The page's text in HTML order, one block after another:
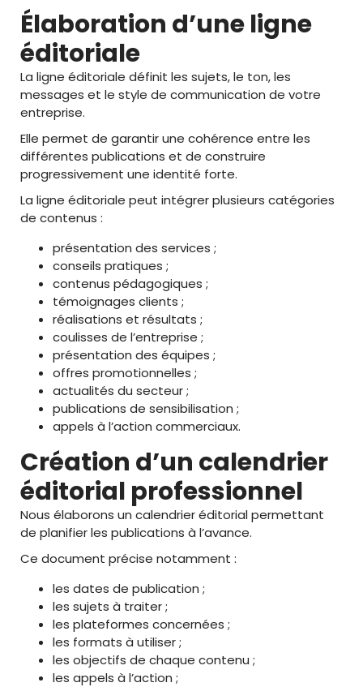
Élaboration d’une ligne
éditoriale
La ligne éditoriale définit les sujets, le ton, les
messages et le style de communication de votre
entreprise.
Elle permet de garantir une cohérence entre les
différentes publications et de construire
progressivement une identité forte.
La ligne éditoriale peut intégrer plusieurs catégories
de contenus :
présentation des services ;
conseils pratiques ;
contenus pédagogiques ;
témoignages clients ;
réalisations et résultats ;
coulisses de l’entreprise ;
présentation des équipes ;
offres promotionnelles ;
actualités du secteur ;
publications de sensibilisation ;
appels à l’action commerciaux.
Création d’un calendrier
éditorial professionnel
Nous élaborons un calendrier éditorial permettant
de planifier les publications à l’avance.
Ce document précise notamment :
les dates de publication ;
les sujets à traiter ;
les plateformes concernées ;
les formats à utiliser ;
les objectifs de chaque contenu ;
les appels à l’action ;